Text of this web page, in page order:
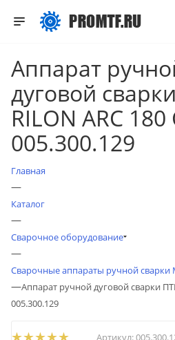
Аппарат
дуговой
RILON ARC 180
005.300.129
Главная
—
Каталог
—
Сварочное оборудование
—
Сварочные аппараты ручной сварки
—Аппарат ручной дуговой сварки
005.300.129
Артикул: